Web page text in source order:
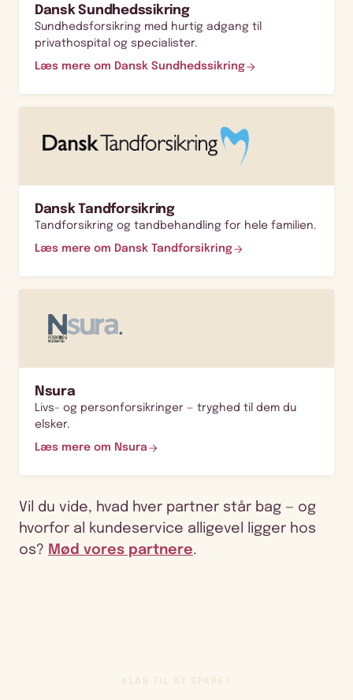
Dansk Sundhedssikring
Sundhedsforsikring med hurtig adgang til
privathospital og specialister.
Læs mere om Dansk Sundhedssikring
Dansk Tandforsikring
Tandforsikring og tandbehandling for hele familien.
Læs mere om Dansk Tandforsikring
Nsura
Livs- og personforsikringer — tryghed til dem du
elsker.
Læs mere om Nsura
Vil du vide, hvad hver partner står bag — og
hvorfor al kundeservice alligevel ligger hos
os? Mød vores partnere.
KLAR TIL AT SPARE?